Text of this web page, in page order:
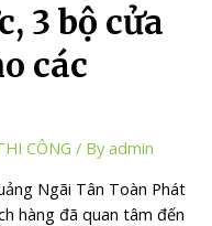
3 bộ cửa
các
CÔNG / Byadmin
Ngãi Tân Toàn Phát
hàng đã quan tâm đến